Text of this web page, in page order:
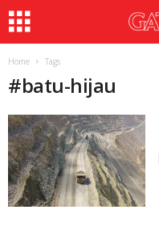
Home Tags
#batu-hijau